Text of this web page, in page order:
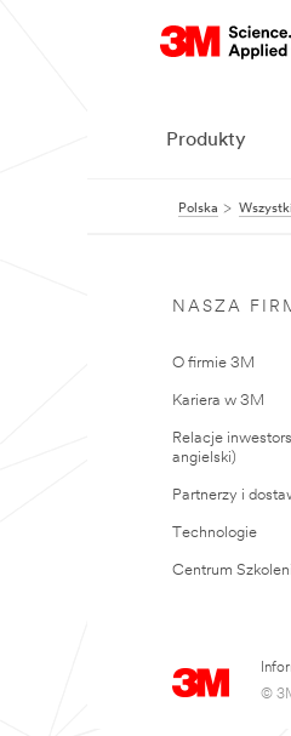
Produkty
Polska
NASZA
O firmie 3M
Kariera w 3M
Relacje
angielski)
Partnerzy i
Technologie
Centrum
©